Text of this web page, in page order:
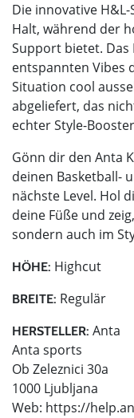
Die innovative
Halt, während der
Support bietet.
entspannten Vibes
Situation cool
abgeliefert, das
echter Style-
Gönn dir den Anta
deinen Basketball-
nächste Level. Hol
deine Füße und
sondern auch im
HÖHE: Highcut
BREITE: Regulär
HERSTELLER: Anta
Anta sports
Ob Zeleznici 30a
1000 Ljubljana
Web: https://